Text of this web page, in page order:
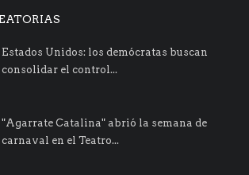
Estados Unidos: los demócratas buscan
consolidar el control...
"Agarrate Catalina" abrió la semana de
carnaval en el Teatro...